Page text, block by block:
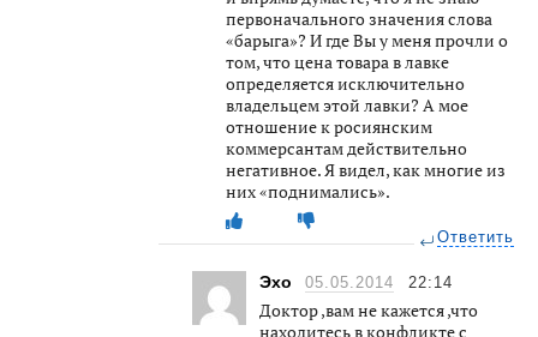
первоначального значения слова
«барыга»? И где Вы у меня прочли о
том, что цена товара в лавке
определяется исключительно
владельцем этой лавки? А мое
отношение к росиянским
коммерсантам действительно
негативное. Я видел, как многие из
них «поднимались».
Ответить
Эхо 05.05.2014 22:14
Доктор ,вам не кажется ,что
находитесь в конфликте с